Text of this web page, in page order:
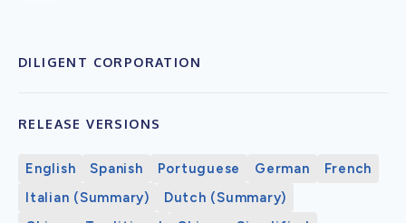
DILIGENT CORPORATION
RELEASE VERSIONS
English Spanish Portuguese German
French
Italian (Summary)
Dutch (Summary)